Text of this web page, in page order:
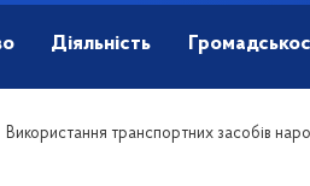
Діяльність
Використання транспортних засобів